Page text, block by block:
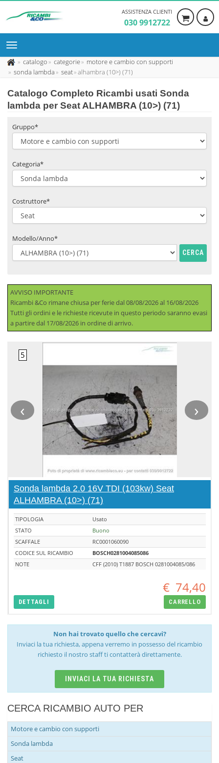
ASSISTENZA CLIENTI
030 9912722
catalogo categorie
motore e cambio con supporti
sonda lambda
seat alhambra (10>) (71)
Catalogo Completo Ricambi usati Sonda
lambda per Seat ALHAMBRA (10>) (71)
Gruppo*
Categoria*
Costruttore*
Modello/Anno*
CERCA
AVVISO IMPORTANTE
Ricambi &Co rimane chiusa per ferie dal 08/08/2026 al 16/08/2026
Tutti gli ordini e le richieste ricevute in questo periodo saranno evasi
a partire dal 17/08/2026 in ordine di arrivo.
‹ ›
Sonda lambda 2.0 16V TDI (103kw) Seat
ALHAMBRA (10>) (71)
TIPOLOGIA
Usato
STATO
Buono
SCAFFALE
RC0001060090
CODICE SUL RICAMBIO
BOSCH0281004085086
NOTE
CFF (2010) T1887 BOSCH 0281004085/086
€ 74,40
DETTAGLI CARRELLO
Non hai trovato quello che cercavi?
Inviaci la tua richiesta, appena verremo in possesso del ricambio
richiesto il nostro staff ti contatterà direttamente.
INVIACI LA TUA RICHIESTA
CERCA RICAMBIO AUTO PER
Motore e cambio con supporti
Sonda lambda
Seat